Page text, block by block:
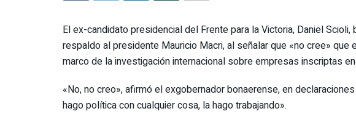
El ex-candidato presidencial del Frente para la Victoria, Daniel
respaldo al presidente Mauricio Macri, al señalar que «no cree» que
marco de la investigación internacional sobre empresas inscriptas
«No, no creo», afirmó el exgobernador bonaerense, en
hago política con cualquier cosa, la hago trabajando».